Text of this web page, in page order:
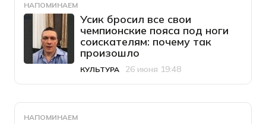
НАПОМИНАЕМ
Усик бросил все свои
чемпионские пояса под ноги
соискателям: почему так
произошло
Категория
КУЛЬТУРА
Дата публикации
26 июня 19:48
НАПОМИНАЕМ